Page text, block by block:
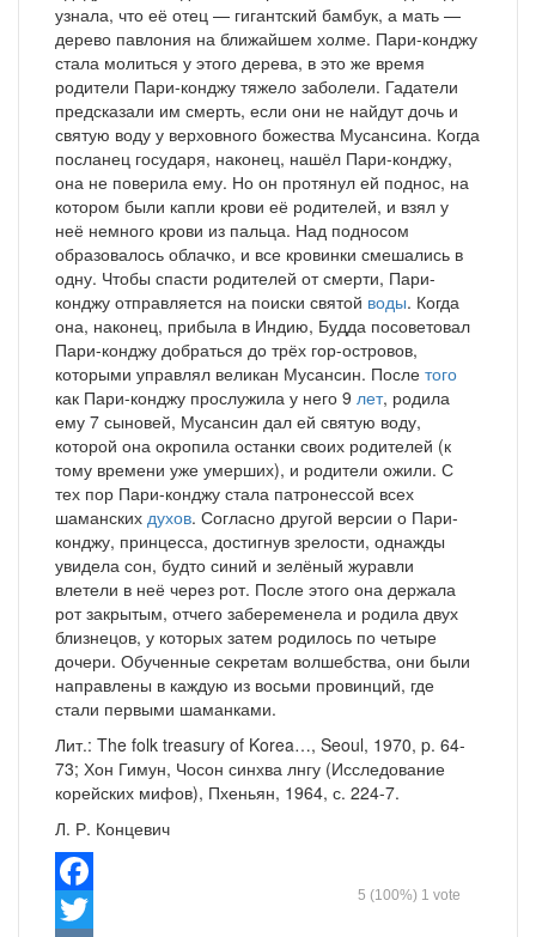
узнала, что её отец — гигантский бамбук, а мать —
дерево павлония на ближайшем холме. Пари-конджу
стала молиться у этого дерева, в это же время
родители Пари-конджу тяжело заболели. Гадатели
предсказали им смерть, если они не найдут дочь и
святую воду у верховного божества Мусансина. Когда
посланец государя, наконец, нашёл Пари-конджу,
она не поверила ему. Но он протянул ей поднос, на
котором были капли крови её родителей, и взял у
неё немного крови из пальца. Над подносом
образовалось облачко, и все кровинки смешались в
одну. Чтобы спасти родителей от смерти, Пари-
конджу отправляется на поиски святой воды. Когда
она, наконец, прибыла в Индию, Будда посоветовал
Пари-конджу добраться до трёх гор-островов,
которыми управлял великан Мусансин. После того
как Пари-конджу прослужила у него 9 лет, родила
ему 7 сыновей, Мусансин дал ей святую воду,
которой она окропила останки своих родителей (к
тому времени уже умерших), и родители ожили. С
тех пор Пари-конджу стала патронессой всех
шаманских духов. Согласно другой версии о Пари-
конджу, принцесса, достигнув зрелости, однажды
увидела сон, будто синий и зелёный журавли
влетели в неё через рот. После этого она держала
рот закрытым, отчего забеременела и родила двух
близнецов, у которых затем родилось по четыре
дочери. Обученные секретам волшебства, они были
направлены в каждую из восьми провинций, где
стали первыми шаманками.
Лит.: The folk treasury of Korea…, Seoul, 1970, p. 64-
73; Хон Гимун, Чосон синхва лнгу (Исследование
корейских мифов), Пхеньян, 1964, с. 224-7.
Л. Р. Концевич
5 (100%) 1 vote
Facebook